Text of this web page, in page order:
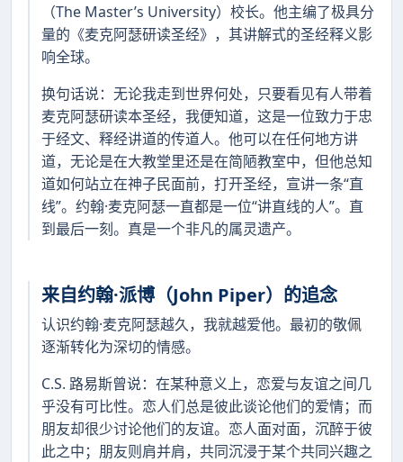
（The Master’s University）校长。他主编了极具分
量的《麦克阿瑟研读圣经》，其讲解式的圣经释义影
响全球。
换句话说：无论我走到世界何处，只要看见有人带着
麦克阿瑟研读本圣经，我便知道，这是一位致力于忠
于经文、释经讲道的传道人。他可以在任何地方讲
道，无论是在大教堂里还是在简陋教室中，但他总知
道如何站立在神子民面前，打开圣经，宣讲一条“直
线”。约翰·麦克阿瑟一直都是一位“讲直线的人”。直
到最后一刻。真是一个非凡的属灵遗产。
来自约翰·派博（John Piper）的追念
认识约翰·麦克阿瑟越久，我就越爱他。最初的敬佩
逐渐转化为深切的情感。
C.S. 路易斯曾说：在某种意义上，恋爱与友谊之间几
乎没有可比性。恋人们总是彼此谈论他们的爱情；而
朋友却很少讨论他们的友谊。恋人面对面，沉醉于彼
此之中；朋友则肩并肩，共同沉浸于某个共同兴趣之